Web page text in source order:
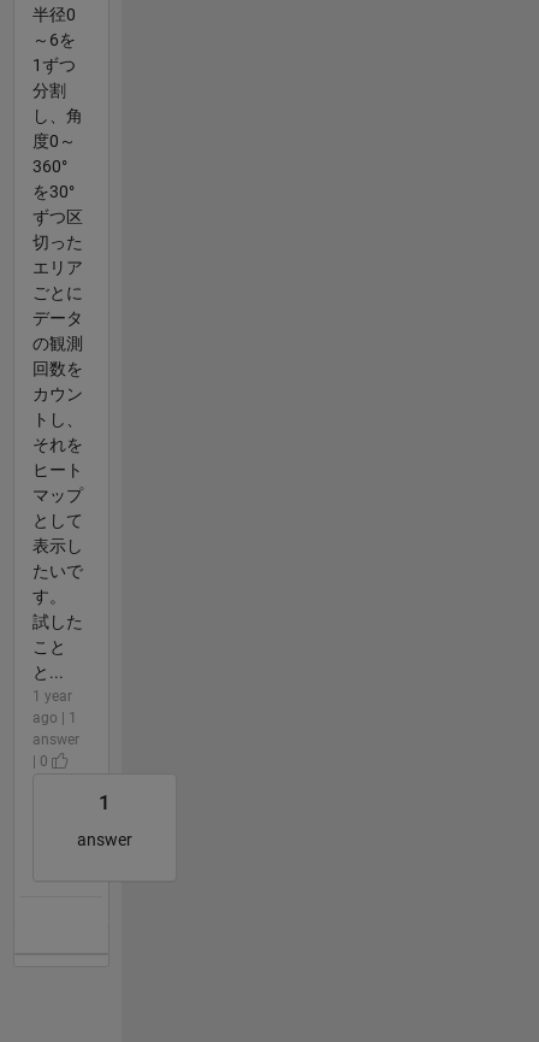
半径0
～6を
1ずつ
分割
し、角
度0～
360°
を30°
ずつ区
切った
エリア
ごとに
データ
の観測
回数を
カウン
トし、
それを
ヒート
マップ
として
表示し
たいで
す。
試した
こと
と...
1 year
ago | 1
answer
| 0
1
answer